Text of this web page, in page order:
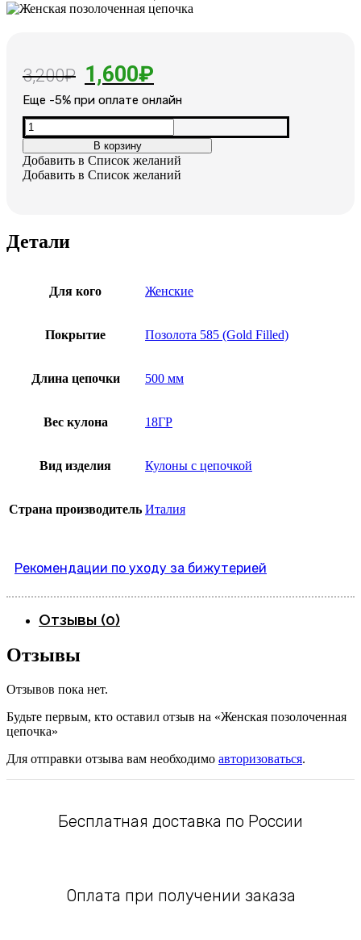
3,200₽ Первоначальная
цена
составляла
3,200₽.
1,600₽
цена:
1,600₽.
Еще -5% при оплате онлайн
Количество
товара
Женская
позолоченная
цепочка
В корзину
Добавить в Список желаний
Добавить в Список желаний
Детали
Для кого Женские
Покрытие Позолота 585 (Gold Filled)
Длина цепочки 500 мм
Вес кулона 18ГР
Вид изделия Кулоны с цепочкой
Страна производитель Италия
Рекомендации по уходу за бижутерией
Отзывы (0)
Отзывы
Отзывов пока нет.
Будьте первым, кто оставил отзыв на «Женская позолоченная
цепочка»
Для отправки отзыва вам необходимо авторизоваться.
Бесплатная доставка по России
Оплата при получении заказа